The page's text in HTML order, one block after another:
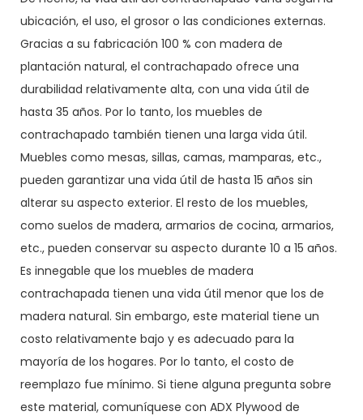
ubicación, el uso, el grosor o las condiciones externas.
Gracias a su fabricación 100 % con madera de
plantación natural, el contrachapado ofrece una
durabilidad relativamente alta, con una vida útil de
hasta 35 años. Por lo tanto, los muebles de
contrachapado también tienen una larga vida útil.
Muebles como mesas, sillas, camas, mamparas, etc.,
pueden garantizar una vida útil de hasta 15 años sin
alterar su aspecto exterior. El resto de los muebles,
como suelos de madera, armarios de cocina, armarios,
etc., pueden conservar su aspecto durante 10 a 15 años.
Es innegable que los muebles de madera
contrachapada tienen una vida útil menor que los de
madera natural. Sin embargo, este material tiene un
costo relativamente bajo y es adecuado para la
mayoría de los hogares. Por lo tanto, el costo de
reemplazo fue mínimo. Si tiene alguna pregunta sobre
este material, comuníquese con ADX Plywood de